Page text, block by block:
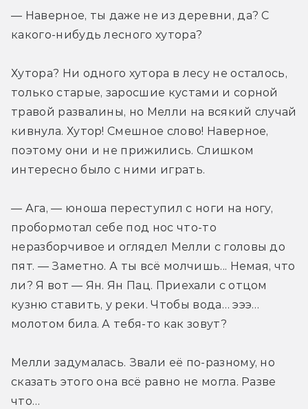
— Наверное, ты даже не из деревни, да? С
какого-нибудь лесного хутора?
Хутора? Ни одного хутора в лесу не осталось,
только старые, заросшие кустами и сорной
травой развалины, но Мелли на всякий случай
кивнула. Хутор! Смешное слово! Наверное,
поэтому они и не прижились. Слишком
интересно было с ними играть.
— Ага, — юноша переступил с ноги на ногу,
пробормотал себе под нос что-то
неразборчивое и оглядел Мелли с головы до
пят. — Заметно. А ты всё молчишь... Немая, что
ли? Я вот — Ян. Ян Пац. Приехали с отцом
кузню ставить, у реки. Чтобы вода… эээ…
молотом била. А тебя-то как зовут?
Мелли задумалась. Звали её по-разному, но
сказать этого она всё равно не могла. Разве
что…